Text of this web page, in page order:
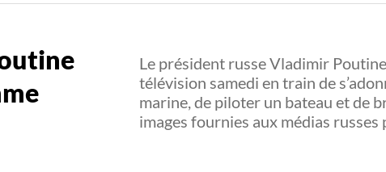
Le président russe Vladimir
télévision samedi en train de
marine, de piloter un bateau et de
images fournies aux médias